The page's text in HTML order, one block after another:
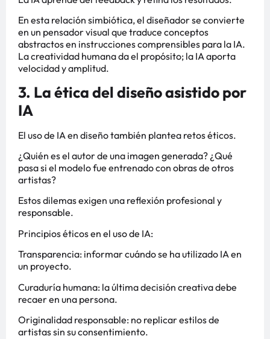
En esta relación simbiótica, el diseñador se convierte
en un pensador visual que traduce conceptos
abstractos en instrucciones comprensibles para la IA.
La creatividad humana da el propósito; la IA aporta
velocidad y amplitud.
3. La ética del diseño asistido por
IA
El uso de IA en diseño también plantea retos éticos.
¿Quién es el autor de una imagen generada? ¿Qué
pasa si el modelo fue entrenado con obras de otros
artistas?
Estos dilemas exigen una reflexión profesional y
responsable.
Principios éticos en el uso de IA:
Transparencia: informar cuándo se ha utilizado IA en
un proyecto.
Curaduría humana: la última decisión creativa debe
recaer en una persona.
Originalidad responsable: no replicar estilos de
artistas sin su consentimiento.